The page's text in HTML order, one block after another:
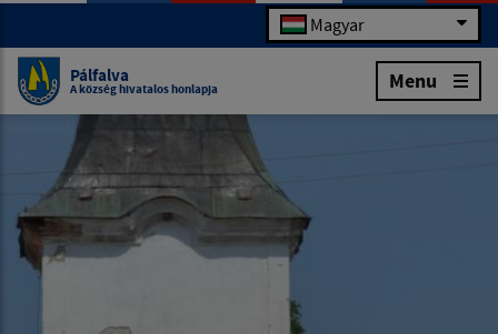
Magyar
Pálfalva
A község hivatalos honlapja Menu